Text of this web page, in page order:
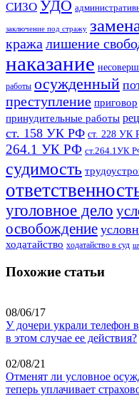
СИЗО УДО
заключение под стражу
кража лишение
наказание
работы осужденный
преступление приговор
принудительные работы
ст. 158 УК РФ ст. 228 УК
264.1 УК РФ ст.264.1УК
судимость
уголовное дело
освобождение
ходатайство ходатайство в суд
Похожие статьи
08/06/17
У дочери украли телефон
в этом случае ее действия?
02/08/21
Отменят ли условное
теперь уплачивает